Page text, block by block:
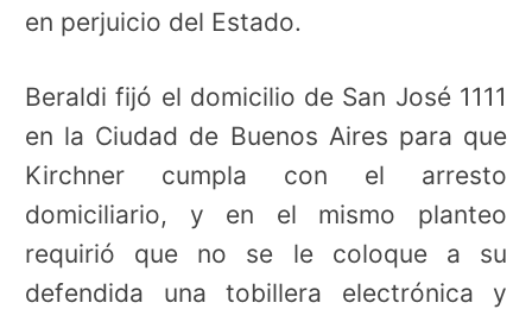
en perjuicio del Estado.
Beraldi fijó el domicilio de San José 1111
en la Ciudad de Buenos Aires para que
Kirchner cumpla con el arresto
domiciliario, y en el mismo planteo
requirió que no se le coloque a su
defendida una tobillera electrónica y